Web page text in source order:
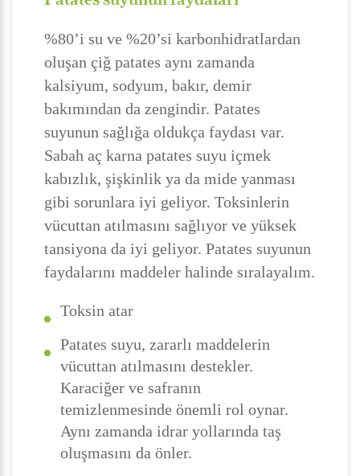
%80’i su ve %20’si karbonhidratlardan
oluşan çiğ patates aynı zamanda
kalsiyum, sodyum, bakır, demir
bakımından da zengindir. Patates
suyunun sağlığa oldukça faydası var.
Sabah aç karna patates suyu içmek
kabızlık, şişkinlik ya da mide yanması
gibi sorunlara iyi geliyor. Toksinlerin
vücuttan atılmasını sağlıyor ve yüksek
tansiyona da iyi geliyor. Patates suyunun
faydalarını maddeler halinde sıralayalım.
Toksin atar
Patates suyu, zararlı maddelerin
vücuttan atılmasını destekler.
Karaciğer ve safranın
temizlenmesinde önemli rol oynar.
Aynı zamanda idrar yollarında taş
oluşmasını da önler.